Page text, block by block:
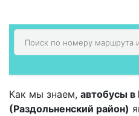
Как мы знаем, автобусы в
(Раздольненский район)